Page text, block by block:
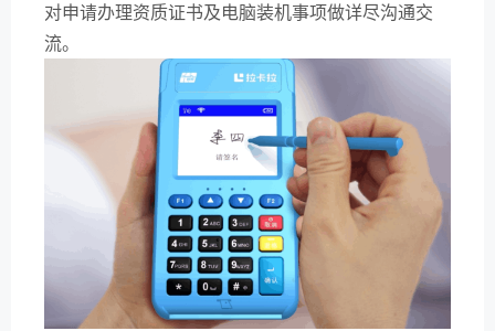
对申请办理资质证书及电脑装机事项做详尽沟通交
流。